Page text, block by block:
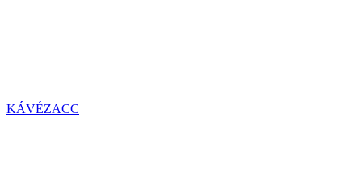
KÁVÉZACC